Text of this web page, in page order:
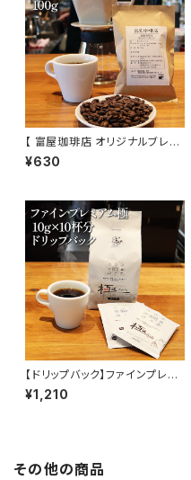
【 富屋珈琲店 オリジナルブレン
ド 100g 】 中煎り ブラジル、グァ
テマラ ブレンド モーニング ドリ
¥630
【ドリップバック】ファインプレミ
アム極 10g×10杯分 甘く華やか
な香りとコク トミヤコーヒー 通
¥1,210
その他の商品